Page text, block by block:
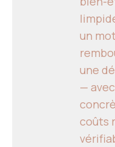
un
une
—
coûts